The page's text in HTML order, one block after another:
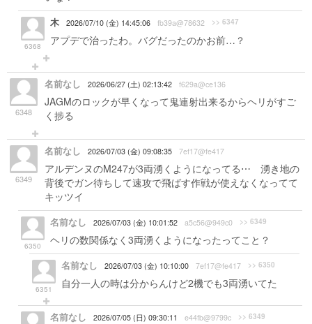
6368
木 2026/07/10 (金) 14:45:06 fb39a@78632 >> 6347
アプデで治ったわ。バグだったのかお前…？
6348
名前なし 2026/06/27 (土) 02:13:42 f629a@ce136
JAGMのロックが早くなって鬼連射出来るからヘリがすご
く捗る
6349
名前なし 2026/07/03 (金) 09:08:35 7ef17@fe417
アルデンヌのM247が3両湧くようになってる⋯ 湧き地の
背後でガン待ちして速攻で飛ばす作戦が使えなくなってて
キッツイ
6350
名前なし 2026/07/03 (金) 10:01:52 a5c56@949c0 >> 6349
ヘリの数関係なく3両湧くようになったってこと？
6351
名前なし 2026/07/03 (金) 10:10:00 7ef17@fe417 >> 6350
自分一人の時は分からんけど2機でも3両湧いてた
名前なし 2026/07/05 (日) 09:30:11 e44fb@9799c >> 6349